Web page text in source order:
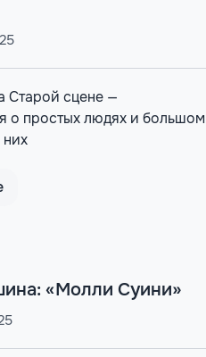
Старой сцене —
о простых людях и большом
них
«Молли Суини»